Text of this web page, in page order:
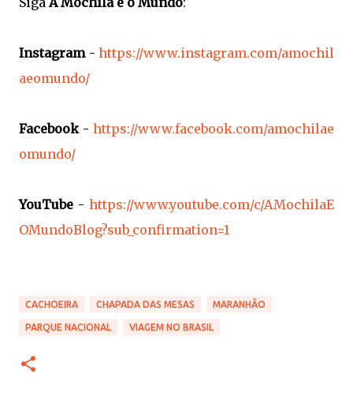
Instagram- https://www.instagram.com/amochil
aeomundo/
Facebook- https://www.facebook.com/amochilae
omundo/
YouTube - https://www.youtube.com/c/AMochilaE
OMundoBlog?sub_confirmation=1
CACHOEIRA CHAPADA DAS MESAS MARANHÃO
PARQUE NACIONAL VIAGEM NO BRASIL